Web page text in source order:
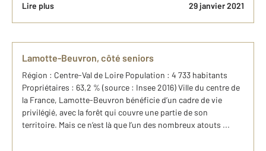
Lire plus 29 janvier 2021
Lamotte-Beuvron, côté seniors
Région : Centre-Val de Loire Population : 4 733 habitants
Propriétaires : 63,2 % (source : Insee 2016) Ville du centre de
la France, Lamotte-Beuvron bénéficie d’un cadre de vie
privilégié, avec la forêt qui couvre une partie de son
territoire. Mais ce n’est là que l’un des nombreux atouts ...